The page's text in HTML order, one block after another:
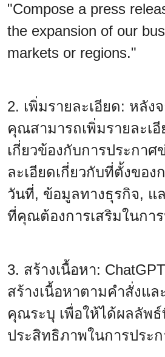
"Compose a press
the expansion of our
markets or regions."
2. เพิ่มรายละเอียด: หลัง
คุณสามารถเพิ่มรายละเ
เกี่ยวข้องกับการประกาศ
ละเอียดเกี่ยวกับที่ตั้งของ
วันที่, ข้อมูลทางธุรกิจ, แ
ที่คุณต้องการเสริมในกา
3. สร้างเนื้อหา:
สร้างเนื้อหาตามคำสั่งแล
คุณระบุ เพื่อให้ได้ผลลัพ
ประสิทธิภาพในการประ